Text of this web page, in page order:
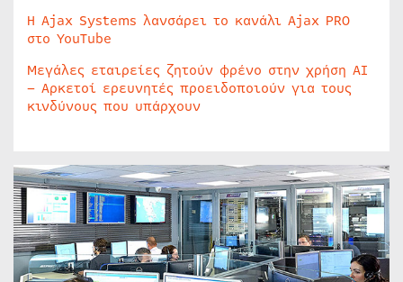
Η Ajax Systems λανσάρει το κανάλι Ajax PRO
στο YouTube
Μεγάλες εταιρείες ζητούν φρένο στην χρήση AI
– Αρκετοί ερευνητές προειδοποιούν για τους
κινδύνους που υπάρχουν